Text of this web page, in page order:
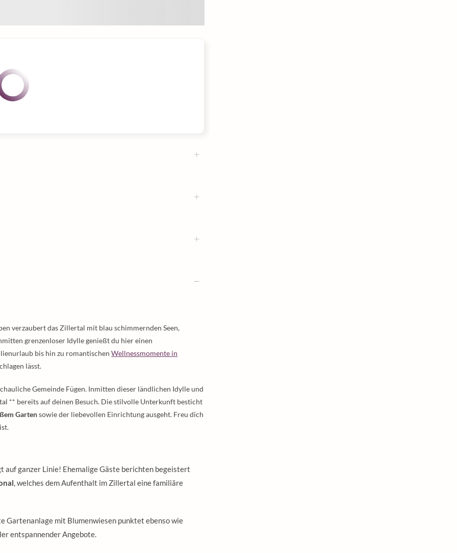
verzaubert das Zillertal mit blau schimmernden Seen,
grenzenloser Idylle genießt du hier einen
bis hin zu romantischen Wellnessmomente in
lässt.
Gemeinde Fügen. Inmitten dieser ländlichen Idylle und
** bereits auf deinen Besuch. Die stilvolle Unterkunft besticht
Gartensowie der liebevollen Einrichtung ausgeht. Freu dich
auf ganzer Linie! Ehemalige Gäste berichten begeistert
, welches dem Aufenthalt im Zillertal eine familiäre
Gartenanlage mit Blumenwiesen punktet ebenso wie
entspannender Angebote.